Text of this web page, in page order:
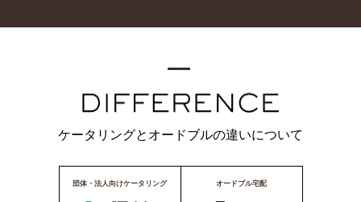
ケータリングとオードブルの違いについて
団体・法人向けケータリング オードブル宅配